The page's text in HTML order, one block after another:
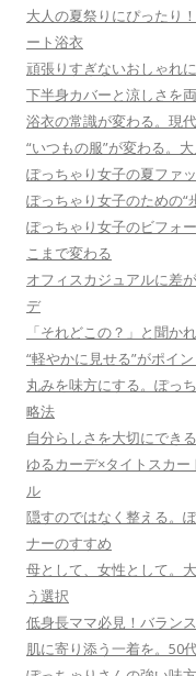
大人の夏祭りにぴったり
ート浴衣
頑張りすぎないおしゃれ
下半身カバーと涼しさを
浴衣の常識が変わる。現
“いつもの服”が変わる。
ぽっちゃり女子の夏ファ
ぽっちゃり女子のための“
ぽっちゃり女子のビフォ
こまで変わる
オフィスカジュアルに差
デ
「それどこの？」と聞か
“軽やかに見せる”がポイ
丸みを味方にする。ぽっ
略法
自分らしさを大切にでき
ゆるカーデ×タイトスカ
ル
隠すのではなく整える。
ナーのすすめ
母として、女性として。
う選択
低身長ママ必見！バラン
肌に寄り添う一着を。50